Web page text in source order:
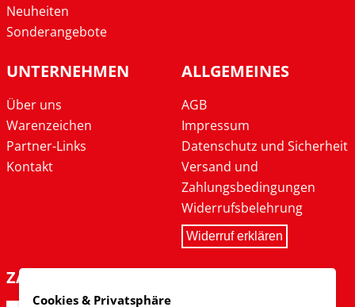
Neuheiten
Sonderangebote
UNTERNEHMEN
Über uns
Warenzeichen
Partner-Links
Kontakt
ALLGEMEINES
AGB
Impressum
Datenschutz und Sicherheit
Versand und
Zahlungsbedingungen
Widerrufsbelehrung
Widerruf erklären
ZAHLARTEN
Cookies & Privatsphäre